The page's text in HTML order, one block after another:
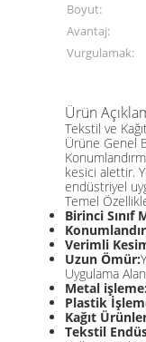
Boyut:
Avantaj:
Vurgulamak:
Ürün
Tekstil ve
Ürüne Genel
kesici alettir.
endüstriyel
Temel
Birinci Sınıf
Verimli
Uzun Ömür:
Uygulama
Metal işleme:
Plastik
Kağıt
Tekstil